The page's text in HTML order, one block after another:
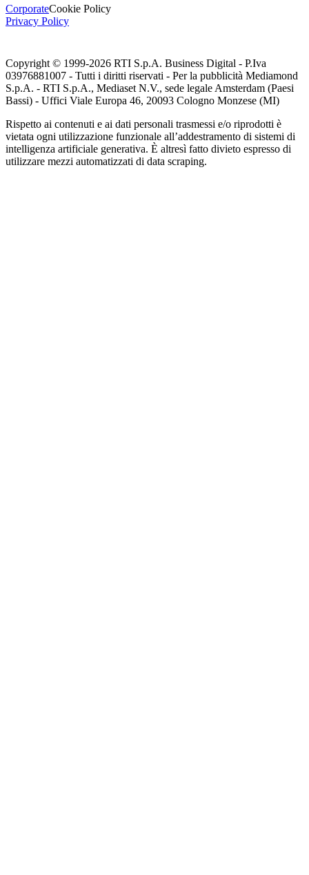
CorporateCookie Policy
Privacy Policy
Copyright © 1999-2026 RTI S.p.A. Business Digital - P.Iva
03976881007 - Tutti i diritti riservati - Per la pubblicità Mediamond
S.p.A. - RTI S.p.A., Mediaset N.V., sede legale Amsterdam (Paesi
Bassi) - Uffici Viale Europa 46, 20093 Cologno Monzese (MI)
Rispetto ai contenuti e ai dati personali trasmessi e/o riprodotti è
vietata ogni utilizzazione funzionale all’addestramento di sistemi di
intelligenza artificiale generativa. È altresì fatto divieto espresso di
utilizzare mezzi automatizzati di data scraping.